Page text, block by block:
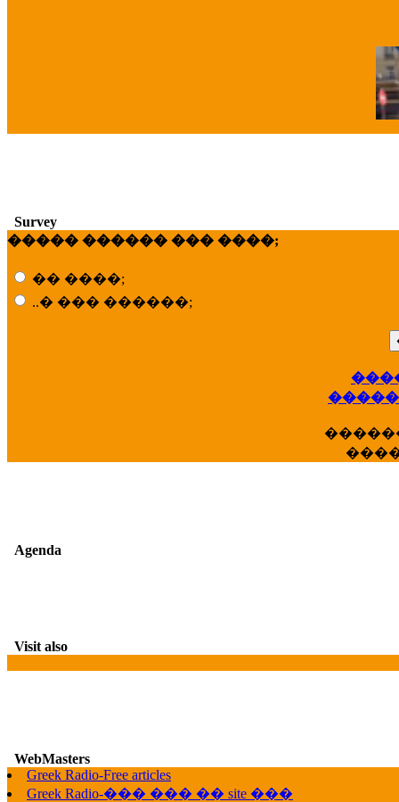
Survey
����� ������ ��� ����;
�� ����;
..� ��� ������;
Agenda
Visit also
WebMasters
Greek Radio-Free articles
Greek Radio-��� ��� �� site ���